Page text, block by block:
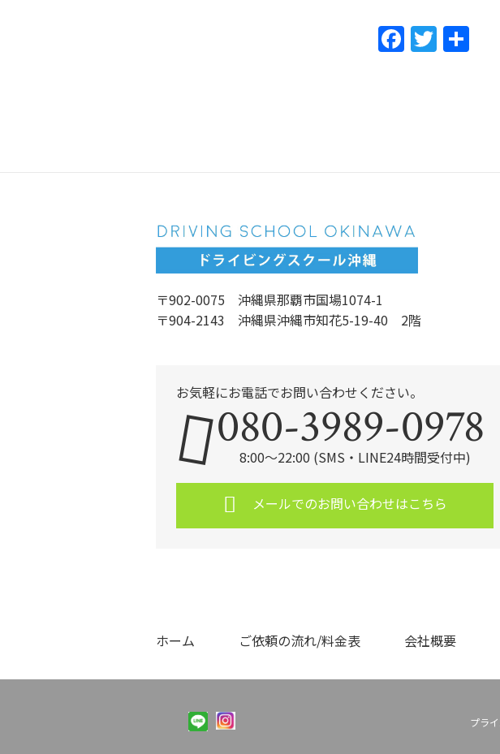
F
k
T
〒902-0075 沖縄県那覇市国場1074-1
〒904-2143 沖縄県沖縄市知花5-19-40 2階
お気軽にお電話でお問い合わせください。
080-3989-0978
8:00～22:00 (SMS・LINE24時間受付中)
メールでのお問い合わせはこちら
ホーム ご依頼の流れ/料金表 会社概要
プラ